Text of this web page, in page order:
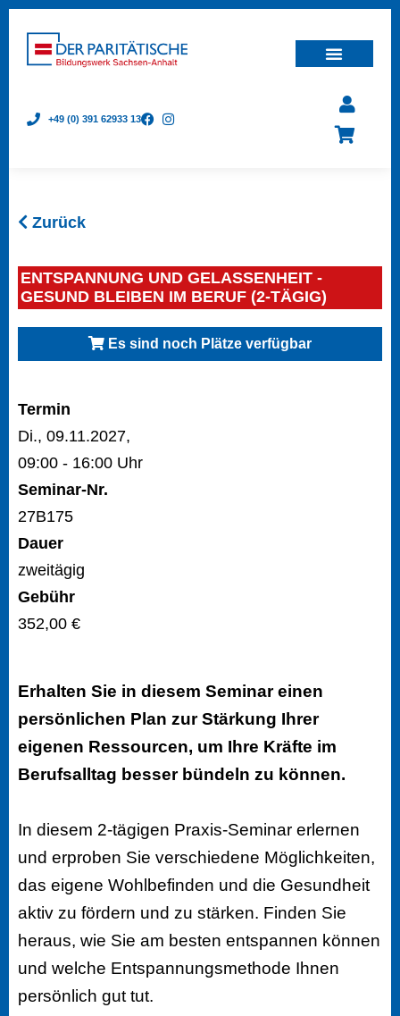
+49 (0) 391 62933 13
Zurück
ENTSPANNUNG UND GELASSENHEIT -
GESUND BLEIBEN IM BERUF (2-TÄGIG)
Es sind noch Plätze verfügbar
Termin
Di., 09.11.2027,
09:00 - 16:00 Uhr
Seminar-Nr.
27B175
Dauer
zweitägig
Gebühr
352,00 €
Erhalten Sie in diesem Seminar einen
persönlichen Plan zur Stärkung Ihrer
eigenen Ressourcen, um Ihre Kräfte im
Berufsalltag besser bündeln zu können.
In diesem 2-tägigen Praxis-Seminar erlernen
und erproben Sie verschiedene Möglichkeiten,
das eigene Wohlbefinden und die Gesundheit
aktiv zu fördern und zu stärken. Finden Sie
heraus, wie Sie am besten entspannen können
und welche Entspannungsmethode Ihnen
persönlich gut tut.